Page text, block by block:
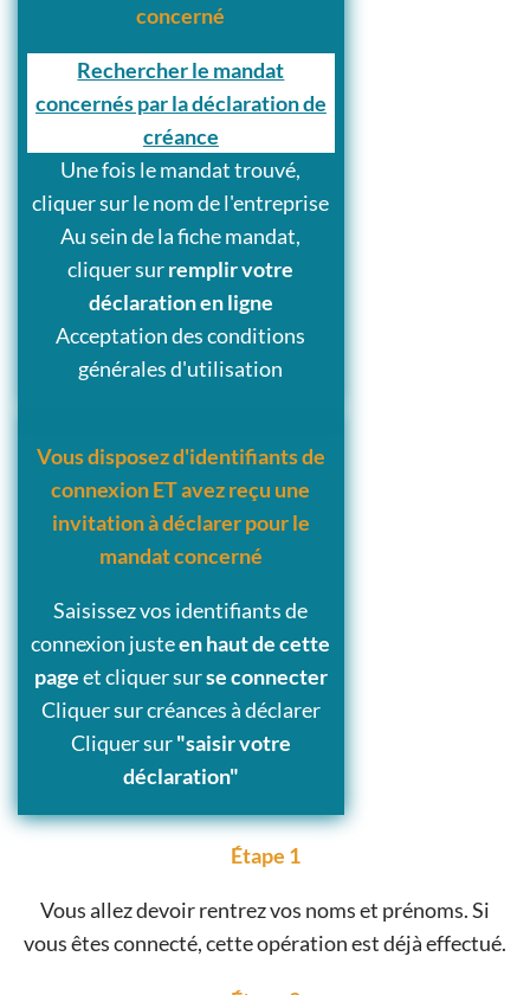
Vous disposez d'identifiants de
connexion ET avez reçu une
invitation à déclarer pour le
mandat concerné
Saisissez vos identifiants de
connexion justeen haut de cette
pageet cliquer surse connecter
Cliquer sur créances à déclarer
Cliquer sur"saisir votre
déclaration"
concerné
Rechercher le mandat
concernés par la déclaration de
créance
Une fois le mandat trouvé,
cliquer sur le nom de l'entreprise
Au sein de la fiche mandat,
cliquer surremplir votre
déclaration en ligne
Acceptation des conditions
générales d'utilisation
Étape 1
Vous allez devoir rentrez vos noms et prénoms. Si
vous êtes connecté, cette opération est déjà effectué.